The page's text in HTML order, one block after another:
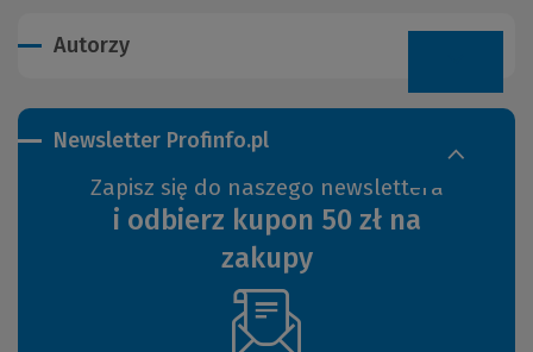
Autorzy
Newsletter Profinfo.pl
Zapisz się do naszego newslettera
i odbierz kupon 50 zł na
zakupy
(Nowe